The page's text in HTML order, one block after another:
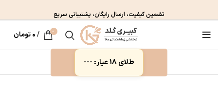
تضمین کیفیت، ارسال رایگان، پشتیبانی سریع
0
/۰تومان
طلای 18 عیار: ---